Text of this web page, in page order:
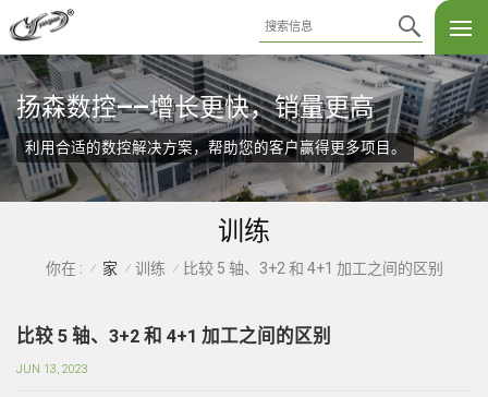
扬森数控——增长更快，销量更高
利用合适的数控解决方案，帮助您的客户赢得更多项目。
训练
你在 : / 家 / 训练 / 比较 5 轴、3+2 和 4+1 加工之间的区别
比较 5 轴、3+2 和 4+1 加工之间的区别
JUN 13, 2023